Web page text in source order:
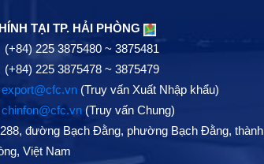
TẠI TP. HẢI PHÒNG
225 3875480 ~ 3875481
225 3875478 ~ 3875479
export@cfc.vn (Truy vấn Xuất Nhập khẩu)
chinfon@cfc.vn (Truy vấn Chung)
đường Bạch Đằng, phường Bạch Đằng, thành
Việt Nam